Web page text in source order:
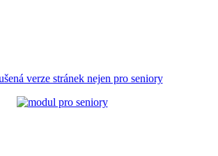
verze stránek nejen pro seniory